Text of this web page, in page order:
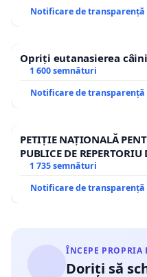
Notificare de transparență
Opriți eutanasierea
1 600 semnături
Notificare de transparență
PETIȚIE NAȚIONALĂ
PUBLICE DE
1 735 semnături
Notificare de transparență
ÎNCEPE PROPRIA
Doriți să